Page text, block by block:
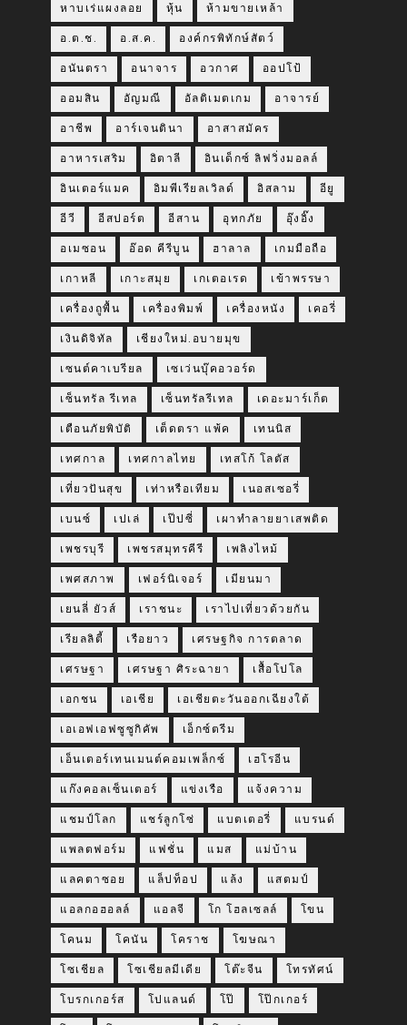
หาบเร่แผงลอย หุ้น ห้ามขายเหล้า
อ.ต.ช. อ.ส.ค. องค์กรพิทักษ์สัตว์
อนันตรา อนาจาร อวกาศ ออปโป้
ออมสิน อัญมณี อัลติเมตเกม อาจารย์
อาชีพ อาร์เจนตินา อาสาสมัคร
อาหารเสริม อิตาลี อินเด็กซ์ ลิฟวิ่งมอลล์
อินเตอร์แมค อิมพีเรียลเวิลด์ อิสลาม อียู
อีวี อีสปอร์ต อีสาน อุทกภัย อุ๊งอิ๊ง
อเมซอน อ๊อด คีรีบูน ฮาลาล เกมมือถือ
เกาหลี เกาะสมุย เกเตอเรด เข้าพรรษา
เครื่องถูพื้น เครื่องพิมพ์ เครื่องหนัง เคอรี่
เงินดิจิทัล เชียงใหม่.อบายมุข
เซนต์คาเบรียล เซเว่นบุ๊คอวอร์ด
เซ็นทรัล รีเทล เซ็นทรัลรีเทล เดอะมาร์เก็ต
เตือนภัยพิบัติ เต็ดตรา แพ้ค เทนนิส
เทศกาล เทศกาลไทย เทสโก้ โลตัส
เที่ยวปันสุข เท่าหรือเทียม เนอสเซอรี่
เบนซ์ เปเล่ เป๊ปซี่ เผาทำลายยาเสพติด
เพชรบุรี เพชรสมุทรคีรี เพลิงไหม้
เพศสภาพ เฟอร์นิเจอร์ เมียนมา
เยนลี่ ยัวส์ เราชนะ เราไปเที่ยวด้วยกัน
เรียลลิตี้ เรือยาว เศรษฐกิจ การตลาด
เศรษฐา เศรษฐา ศิระฉายา เสื้อโปโล
เอกชน เอเชีย เอเชียตะวันออกเฉียงใต้
เอเอฟเอฟซูซูกิคัพ เอ็กซ์ตรีม
เอ็นเตอร์เทนเมนต์คอมเพล็กซ์ เฮโรอีน
แก๊งคอลเซ็นเตอร์ แข่งเรือ แจ้งความ
แชมป์โลก แชร์ลูกโซ่ แบตเตอรี่ แบรนด์
แพลตฟอร์ม แฟชั่น แมส แม่บ้าน
แลคตาซอย แล็ปท็อป แล้ง แสตมป์
แอลกอฮอลล์ แอลจี โก โฮลเซลล์ โขน
โคนม โคนัน โคราช โฆษณา
โซเชียล โซเชียลมีเดีย โต๊ะจีน โทรทัศน์
โบรกเกอร์ส โปแลนด์ โป๊ โป๊กเกอร์